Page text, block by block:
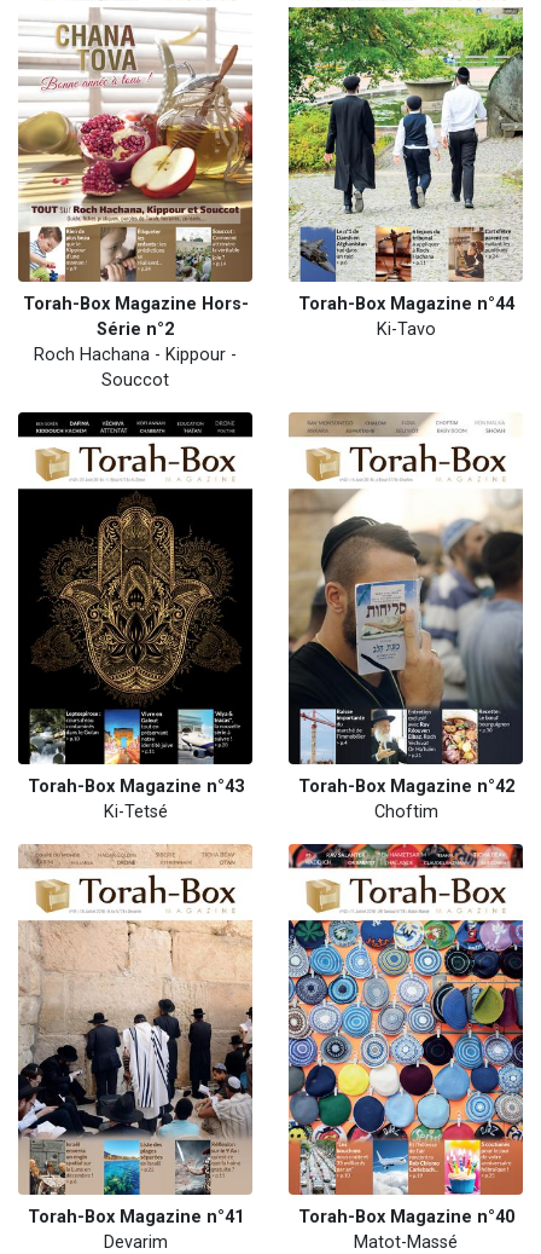
Torah-Box Magazine Hors-
Série n°2
Roch Hachana - Kippour -
Souccot
Torah-Box Magazine n°44
Ki-Tavo
Torah-Box Magazine n°43
Ki-Tetsé
Torah-Box Magazine n°42
Choftim
Torah-Box Magazine n°41
Devarim
Torah-Box Magazine n°40
Matot-Massé